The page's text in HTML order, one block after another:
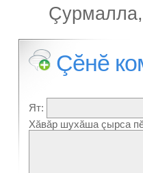
Çĕнĕ
Ят:
Хăвăр шухăша çырса